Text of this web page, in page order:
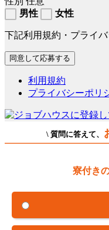
男性
女性
下記利用規約・プライ
利用規約
プライバシーポリ
\ 質問に答えて、
寮付き